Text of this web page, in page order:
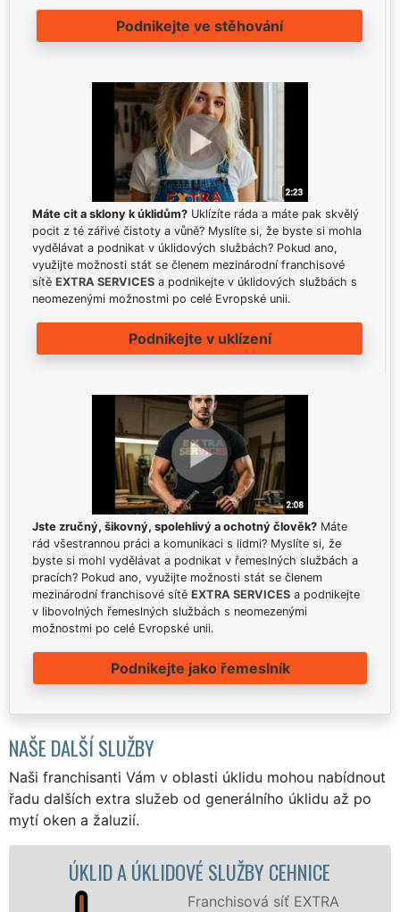
Podnikejte ve stěhování
Máte cit a sklony k úklidům? Uklízíte ráda a máte pak skvělý
pocit z té zářivé čistoty a vůně? Myslíte si, že byste si mohla
vydělávat a podnikat v úklidových službách? Pokud ano,
využijte možnosti stát se členem mezinárodní franchisové
sítě EXTRA SERVICES a podnikejte v úklidových službách s
neomezenými možnostmi po celé Evropské unii.
Podnikejte v uklízení
Jste zručný, šikovný, spolehlivý a ochotný člověk? Máte
rád všestrannou práci a komunikaci s lidmi? Myslíte si, že
byste si mohl vydělávat a podnikat v řemeslných službách a
pracích? Pokud ano, využijte možnosti stát se členem
mezinárodní franchisové sítě EXTRA SERVICES a podnikejte
v libovolných řemeslných službách s neomezenými
možnostmi po celé Evropské unii.
Podnikejte jako řemeslník
NAŠE DALŠÍ SLUŽBY
Naši franchisanti Vám v oblasti úklidu mohou nabídnout
řadu dalších extra služeb od generálního úklidu až po
mytí oken a žaluzií.
SLUŽBY CEHNICE
Franchisová síť EXTRA
ÚKLIDOVÁ